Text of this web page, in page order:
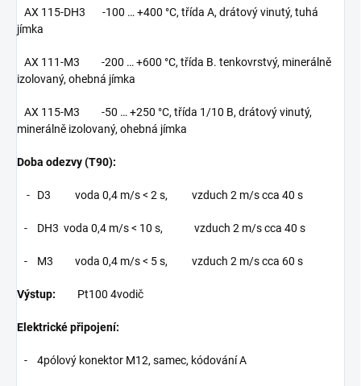
AX 115-DH3 -100 … +400 °C, třída A, drátový vinutý, tuhá
jímka
AX 111-M3 -200 … +600 °C, třída B. tenkovrstvý, minerálně
izolovaný, ohebná jímka
AX 115-M3 -50 … +250 °C, třída 1/10 B, drátový vinutý,
minerálně izolovaný, ohebná jímka
Doba odezvy (T90):
- D3 voda 0,4 m/s < 2 s, vzduch 2 m/s cca 40 s
- DH3 voda 0,4 m/s < 10 s, vzduch 2 m/s cca 40 s
- M3 voda 0,4 m/s < 5 s, vzduch 2 m/s cca 60 s
Výstup: Pt100 4vodič
Elektrické připojení:
- 4pólový konektor M12, samec, kódování A